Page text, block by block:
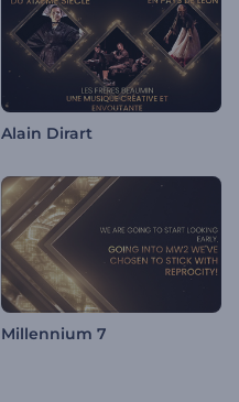
Alain Dirart
Millennium 7